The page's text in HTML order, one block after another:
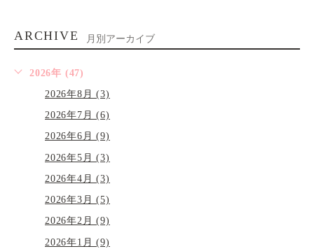
ARCHIVE 月別アーカイブ
2026年 (47)
2026年8月 (3)
2026年7月 (6)
2026年6月 (9)
2026年5月 (3)
2026年4月 (3)
2026年3月 (5)
2026年2月 (9)
2026年1月 (9)